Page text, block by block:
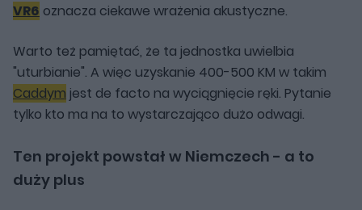
VR6 oznacza ciekawe wrażenia akustyczne.
Warto też pamiętać, że ta jednostka uwielbia
"uturbianie". A więc uzyskanie 400-500 KM w takim
Caddym jest de facto na wyciągnięcie ręki. Pytanie
tylko kto ma na to wystarczająco dużo odwagi.
Ten projekt powstał w Niemczech - a to
duży plus